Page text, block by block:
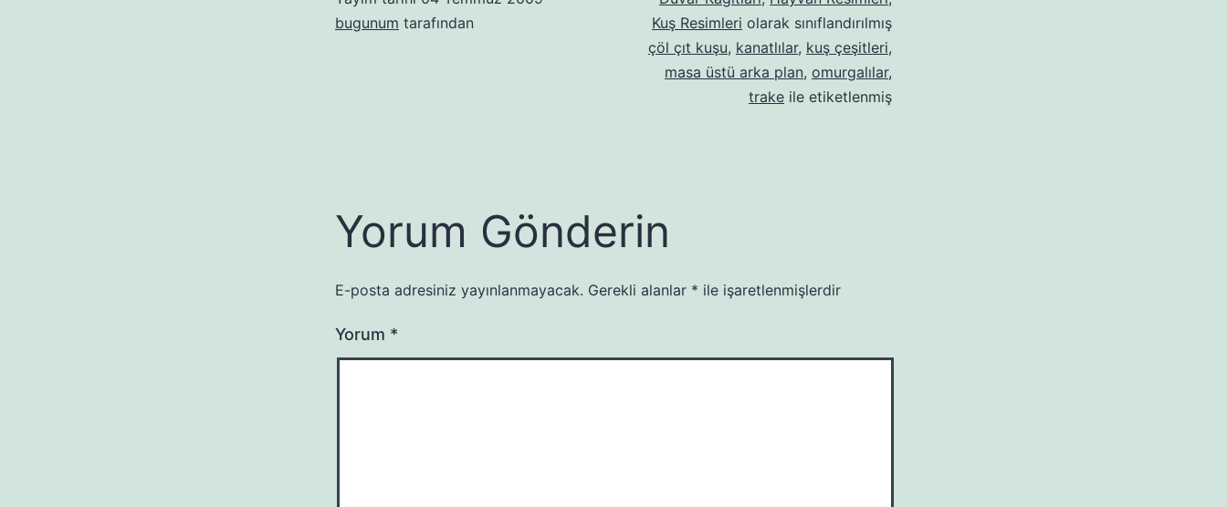
bugunum tarafından
Kuş Resimleri olarak sınıflandırılmış
çöl çıt kuşu, kanatlılar, kuş çeşitleri,
masa üstü arka plan, omurgalılar,
trake ile etiketlenmiş
Yorum Gönderin
E-posta adresiniz yayınlanmayacak. Gerekli alanlar * ile işaretlenmişlerdir
Yorum *